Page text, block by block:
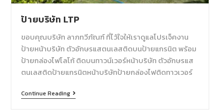
ป้ายบริษัท LTP
ขอบคุณบริษัท ลาภทวีภัณฑ์ ที่ไว้ใจให้เราดูแลโปรเจ็คงาน
ป้ายหน้าบริษัท ตัวอักษรแสตนเลสติดบนป้ายแกรนิต พร้อม
ป้ายกล่องไฟโลโก้ ติดบนทาวน์เวอร์หน้าบริษัท ตัวอักษรแส
ตนเลสติดป้ายแกรนิตหน้าบริษัทป้ายกล่องไฟติดทาวเวอร์
Continue Reading